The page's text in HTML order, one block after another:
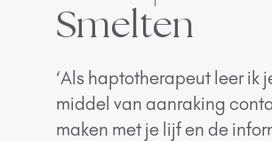
Smelten
‘Als haptotherapeut leer ik
middel van aanraking
maken met je lijf en de